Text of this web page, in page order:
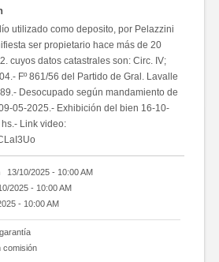
utilizado como deposito, por Pelazzini
ser propietario hace más de 20
cuyos datos catastrales son: Circ. IV;
Fº 861/56 del Partido de Gral. Lavalle
Desocupado según mandamiento de
05-2025.- Exhibición del bien 16-10-
Link video:
13/10/2025 - 10:00 AM
2025 - 10:00 AM
- 10:00 AM
comisión